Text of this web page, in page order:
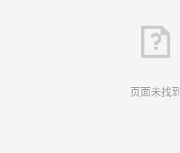
页面未找到